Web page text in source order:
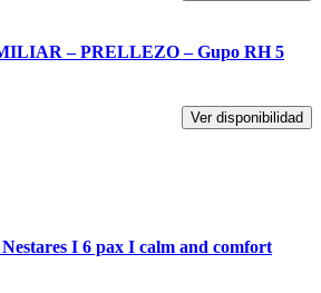
– PRELLEZO – Gupo RH 5
Ver disponibilidad
I 6 pax I calm and comfort